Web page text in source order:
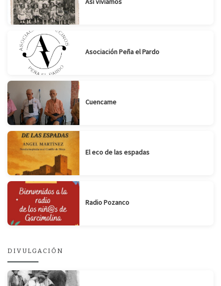
Asociación Peña el Pardo
Cuencame
El eco de las espadas
Radio Pozanco
DIVULGACIÓN